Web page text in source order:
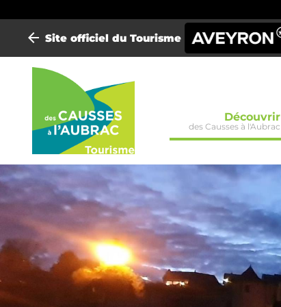
Site officiel du Tourisme
Mini-
site
Causses
Aubrac
Découvrir
des Causses à l'Aubrac